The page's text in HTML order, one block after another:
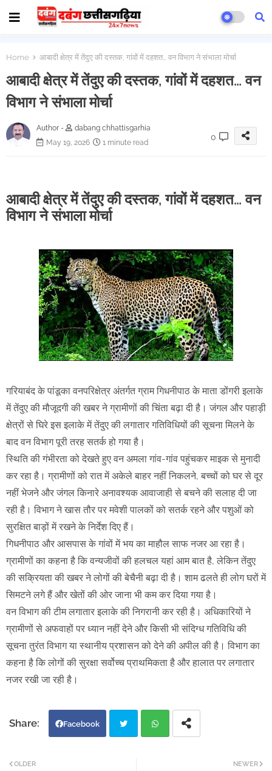
Home आबादी क्षेत्र में तेंदुए की दस्तक, गांवों में दहशत… वन विभाग ने संभाला मोर्चा
आबादी क्षेत्र में तेंदुए की दस्तक, गांवों में दहशत… वन
विभाग ने संभाला मोर्चा
Author -
dabang chhattisgarhia
May 19, 2026
1 minute read
0
आबादी क्षेत्र में तेंदुए की दस्तक, गांवों में दहशत… वन
विभाग ने संभाला मोर्चा
गरियाबंद के पांडूका वनपरिक्षेत्र अंतर्गत ग्राम गिधनीपाठ के माता डोंगरी इलाके
में तेंदुए की मौजूदगी की खबर ने ग्रामीणों की चिंता बढ़ा दी है। जंगल और पहाड़ी
क्षेत्रों से घिरे इस इलाके में तेंदुए की लगातार गतिविधियों की सूचना मिलने के
बाद वन विभाग पूरी तरह सतर्क हो गया है।
स्थिति की गंभीरता को देखते हुए वन अमला गांव-गांव पहुंचकर माइक से मुनादी
कर रहा है। ग्रामीणों को रात में अकेले बाहर नहीं निकलने, बच्चों को घर से दूर
नहीं भेजने और जंगल किनारे अनावश्यक आवाजाही से बचने की सलाह दी जा
रही है। विभाग ने खास तौर पर मवेशी पालकों को सतर्क रहने और पशुओं को
सुरक्षित बाड़ों में रखने के निर्देश दिए हैं।
गिधनीपाठ और आसपास के गांवों में भय का माहौल साफ नजर आ रहा है।
ग्रामीणों का कहना है कि वन्यजीवों की हलचल यहां आम बात है, लेकिन तेंदुए
की सक्रियता की खबर ने लोगों की बेचैनी बढ़ा दी है। शाम ढलते ही लोग घरों में
सिमटने लगे हैं और खेतों की ओर जाना भी कम कर दिया गया है।
वन विभाग की टीम लगातार इलाके की निगरानी कर रही है। अधिकारियों ने
ग्रामीणों से अफवाहों पर ध्यान नहीं देने और किसी भी संदिग्ध गतिविधि की
सूचना तुरंत विभाग या स्थानीय प्रशासन को देने की अपील की है। विभाग का
कहना है कि लोगों की सुरक्षा सर्वोच्च प्राथमिकता है और हालात पर लगातार
नजर रखी जा रही है।
Facebook
NEWER
OLDER